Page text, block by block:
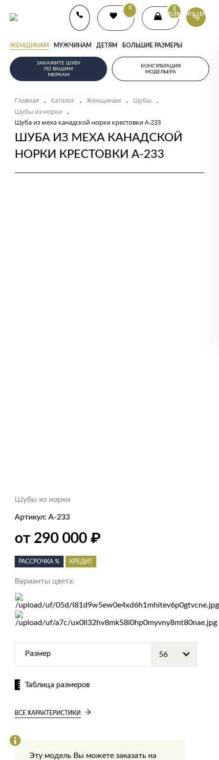
0
{{
ELEMENTS.LENGTH
}}
ЖЕНЩИНАМ МУЖЧИНАМ ДЕТЯМ БОЛЬШИЕ РАЗМЕРЫ
ЗАКАЖИТЕ ШУБУ
ПО ВАШИМ
МЕРКАМ
КОНСУЛЬТАЦИЯ
МОДЕЛЬЕРА
Главная . Каталог . Женщинам . Шубы .
Шубы из норки .
Шуба из меха канадской норки крестовки А-233
ШУБА ИЗ МЕХА КАНАДСКОЙ
НОРКИ КРЕСТОВКИ А-233
Шубы из норки
Артикул: А-233
от 290 000 ₽
РАССРОЧКА % КРЕДИТ
Варианты цвета:
Размер
Таблица размеров
ВСЕ ХАРАКТЕРИСТИКИ
Эту модель Вы можете заказать на